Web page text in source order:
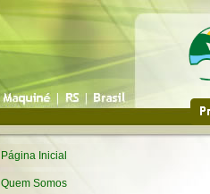
Página Inicial
Quem Somos